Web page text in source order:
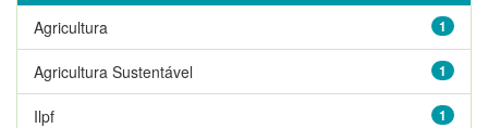
1
Agricultura
1
Agricultura Sustentável
1
Ilpf